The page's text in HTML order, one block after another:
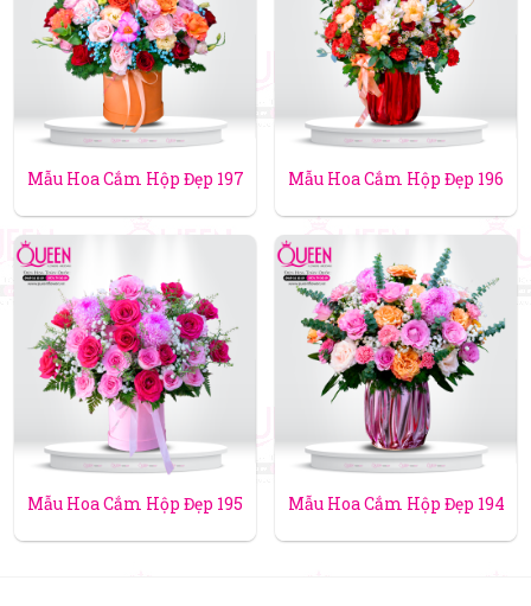
Mẫu Hoa Cắm Hộp Đẹp 197 Mẫu Hoa Cắm Hộp Đẹp 196
Mẫu Hoa Cắm Hộp Đẹp 195 Mẫu Hoa Cắm Hộp Đẹp 194